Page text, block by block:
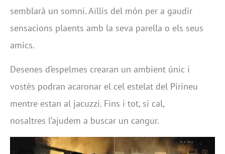
semblarà un somni. Aïllis del món per a gaudir
sensacions plaents amb la seva parella o els seus
amics.
Desenes d’espelmes crearan un ambient únic i
vostès podran acaronar el cel estelat del Pirineu
mentre estan al jacuzzi. Fins i tot, si cal,
nosaltres l’ajudem a buscar un cangur.